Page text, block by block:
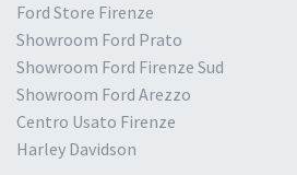
Ford Store Firenze
Showroom Ford Prato
Showroom Ford Firenze Sud
Showroom Ford Arezzo
Centro Usato Firenze
Harley Davidson